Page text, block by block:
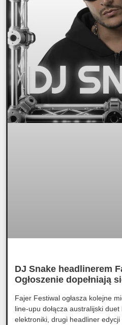
DJ Snake headlinerem
Ogłoszenie dopełniają
Fajer Festiwal ogłasza kolejne
line-upu dołącza australijski
elektroniki, drugi headliner edycji